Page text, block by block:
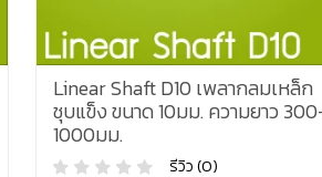
Linear Shaft D10 เพลากลมเหล็ก
ชุบแข็ง ขนาด 10มม. ความยาว
1000มม.
รีวิว (0)